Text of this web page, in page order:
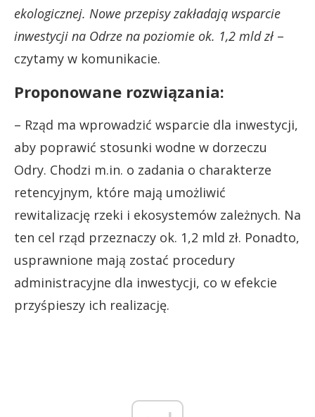
ekologicznej. Nowe przepisy zakładają wsparcie
inwestycji na Odrze na poziomie ok. 1,2 mld zł –
czytamy w komunikacie.
Proponowane rozwiązania:
– Rząd ma wprowadzić wsparcie dla inwestycji,
aby poprawić stosunki wodne w dorzeczu
Odry. Chodzi m.in. o zadania o charakterze
retencyjnym, które mają umożliwić
rewitalizację rzeki i ekosystemów zależnych. Na
ten cel rząd przeznaczy ok. 1,2 mld zł. Ponadto,
usprawnione mają zostać procedury
administracyjne dla inwestycji, co w efekcie
przyśpieszy ich realizację.